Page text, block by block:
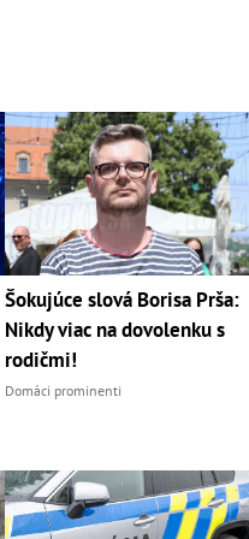
Šokujúce slová Borisa Prša:
Nikdy viac na dovolenku s
rodičmi!
Domáci prominenti